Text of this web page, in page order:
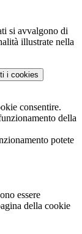
si avvalgono di
illustrate nella
i cookies
consentire.
della
potete
essere
della cookie